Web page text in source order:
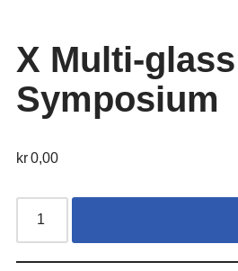
X Multi-
Symposium
kr0,00